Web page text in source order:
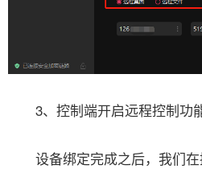
3、控制端开启远程控制功
设备绑定完成之后，我们在